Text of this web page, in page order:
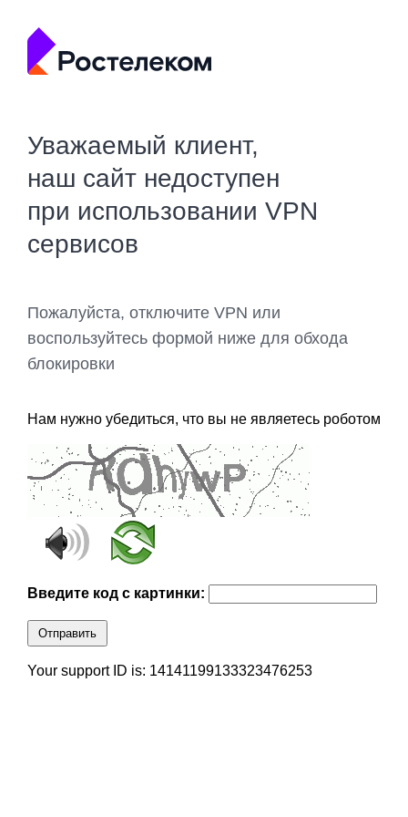
Уважаемый клиент,
наш сайт недоступен
при использовании VPN
сервисов
Пожалуйста, отключите VPN или
воспользуйтесь формой ниже для обхода
блокировки
Нам нужно убедиться, что вы не являетесь роботом
Введите код с картинки:
Отправить
Your support ID is: 14141199133323476253